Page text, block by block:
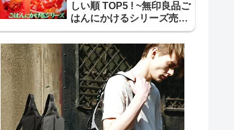
しい順 TOP5 ! ~無印良品ご
はんにかけるシリーズ売り
上げ＆美味しい順 TOP5 !~